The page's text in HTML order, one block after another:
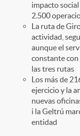
impacto
2.500
La ruta de
actividad,
aunque el
constante con
las tres rutas
Los más de
ejercicio y la
nuevas
i la Geltrú
entidad